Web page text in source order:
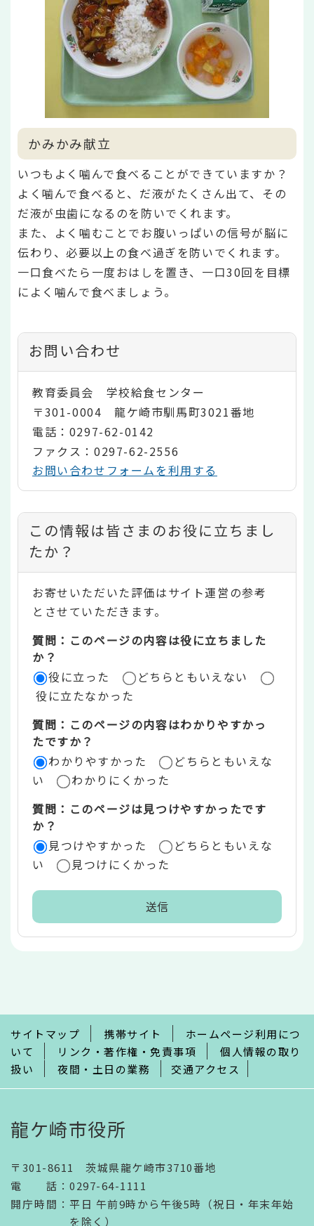
かみかみ献立
いつもよく噛んで食べることができていますか？
よく噛んで食べると、だ液がたくさん出て、その
だ液が虫歯になるのを防いでくれます。
また、よく噛むことでお腹いっぱいの信号が脳に
伝わり、必要以上の食べ過ぎを防いでくれます。
一口食べたら一度おはしを置き、一口30回を目標
によく噛んで食べましょう。
お問い合わせ
教育委員会 学校給食センター
〒301-0004 龍ケ崎市馴馬町3021番地
電話：0297-62-0142
ファクス：0297-62-2556
お問い合わせフォームを利用する
コ
ン
テ
ン
ツ
評
価
リ
ア
この情報は皆さまのお役に立ちまし
たか？
お寄せいただいた評価はサイト運営の参考
とさせていただきます。
質問：このページの内容は役に立ちました
か？
役に立った
どちらともいえない
役に立たなかった
質問：このページの内容はわかりやすかっ
たですか？
わかりやすかった
どちらともいえな
い
わかりにくかった
質問：このページは見つけやすかったです
か？
見つけやすかった
どちらともいえな
い
見つけにくかった
で
サイトマップ 携帯サイト
ホームページ利用につ
いて
リンク・著作権・免責事項
個人情報の取り
扱い
夜間・土日の業務 交通アクセス
龍ケ崎市役所
〒301-8611 茨城県龍ケ崎市3710番地
電話 ： 0297-64-1111
開庁時間 ： 平日 午前9時から午後5時（祝日・年末年始
を除く）